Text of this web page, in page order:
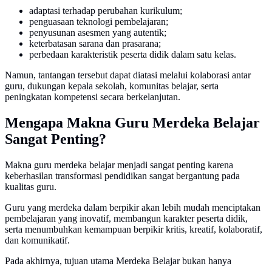
adaptasi terhadap perubahan kurikulum;
penguasaan teknologi pembelajaran;
penyusunan asesmen yang autentik;
keterbatasan sarana dan prasarana;
perbedaan karakteristik peserta didik dalam satu kelas.
Namun, tantangan tersebut dapat diatasi melalui kolaborasi antar
guru, dukungan kepala sekolah, komunitas belajar, serta
peningkatan kompetensi secara berkelanjutan.
Mengapa Makna Guru Merdeka Belajar
Sangat Penting?
Makna guru merdeka belajar menjadi sangat penting karena
keberhasilan transformasi pendidikan sangat bergantung pada
kualitas guru.
Guru yang merdeka dalam berpikir akan lebih mudah menciptakan
pembelajaran yang inovatif, membangun karakter peserta didik,
serta menumbuhkan kemampuan berpikir kritis, kreatif, kolaboratif,
dan komunikatif.
Pada akhirnya, tujuan utama Merdeka Belajar bukan hanya